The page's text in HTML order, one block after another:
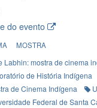
do evento
MOSTRA
Labhin: mostra de cinema
de História Indígena
de Cinema Indígena
Federal de Santa